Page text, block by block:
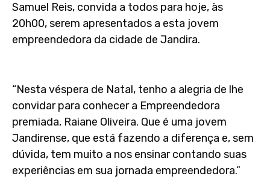
Samuel Reis, convida a todos para hoje, às
20h00, serem apresentados a esta jovem
empreendedora da cidade de Jandira.
“Nesta véspera de Natal, tenho a alegria de lhe
convidar para conhecer a Empreendedora
premiada, Raiane Oliveira. Que é uma jovem
Jandirense, que está fazendo a diferença e, sem
dúvida, tem muito a nos ensinar contando suas
experiências em sua jornada empreendedora.”